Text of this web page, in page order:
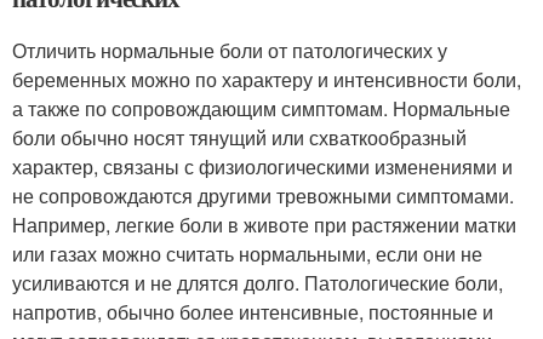
Отличить нормальные боли от патологических у
беременных можно по характеру и интенсивности боли,
а также по сопровождающим симптомам. Нормальные
боли обычно носят тянущий или схваткообразный
характер, связаны с физиологическими изменениями и
не сопровождаются другими тревожными симптомами.
Например, легкие боли в животе при растяжении матки
или газах можно считать нормальными, если они не
усиливаются и не длятся долго. Патологические боли,
напротив, обычно более интенсивные, постоянные и